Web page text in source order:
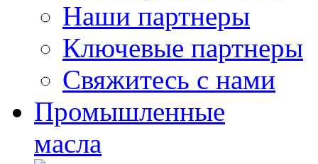
Наши партнеры
Ключевые партнеры
Свяжитесь с нами
Промышленные
масла